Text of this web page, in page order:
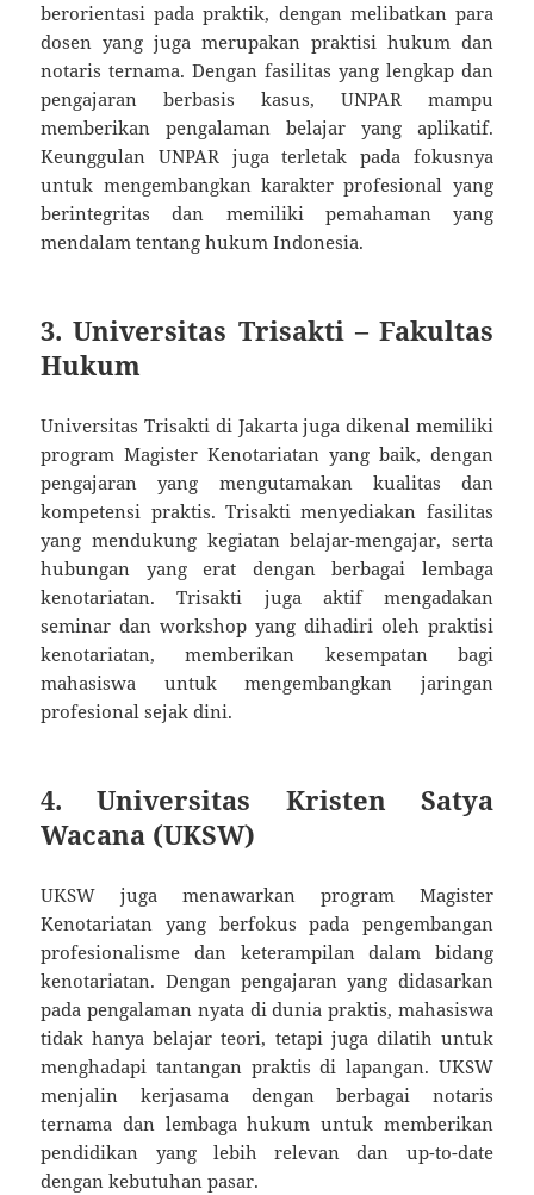
berorientasi pada praktik, dengan melibatkan para
dosen yang juga merupakan praktisi hukum dan
notaris ternama. Dengan fasilitas yang lengkap dan
pengajaran berbasis kasus, UNPAR mampu
memberikan pengalaman belajar yang aplikatif.
Keunggulan UNPAR juga terletak pada fokusnya
untuk mengembangkan karakter profesional yang
berintegritas dan memiliki pemahaman yang
mendalam tentang hukum Indonesia.
3.Universitas Trisakti – Fakultas
Hukum
Universitas Trisakti di Jakarta juga dikenal memiliki
program Magister Kenotariatan yang baik, dengan
pengajaran yang mengutamakan kualitas dan
kompetensi praktis. Trisakti menyediakan fasilitas
yang mendukung kegiatan belajar-mengajar, serta
hubungan yang erat dengan berbagai lembaga
kenotariatan. Trisakti juga aktif mengadakan
seminar dan workshop yang dihadiri oleh praktisi
kenotariatan, memberikan kesempatan bagi
mahasiswa untuk mengembangkan jaringan
profesional sejak dini.
4.Universitas Kristen Satya
Wacana (UKSW)
UKSW juga menawarkan program Magister
Kenotariatan yang berfokus pada pengembangan
profesionalisme dan keterampilan dalam bidang
kenotariatan. Dengan pengajaran yang didasarkan
pada pengalaman nyata di dunia praktis, mahasiswa
tidak hanya belajar teori, tetapi juga dilatih untuk
menghadapi tantangan praktis di lapangan. UKSW
menjalin kerjasama dengan berbagai notaris
ternama dan lembaga hukum untuk memberikan
pendidikan yang lebih relevan dan up-to-date
dengan kebutuhan pasar.